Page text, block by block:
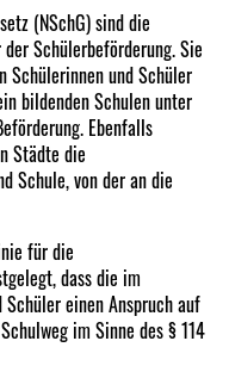
(NSchG) sind die
Schülerbeförderung. Sie
Schülerinnen und Schüler
bildenden Schulen unter
Ebenfalls
Städte die
Schule, von der an die
für die
dass die im
einen Anspruch auf
im Sinne des § 114